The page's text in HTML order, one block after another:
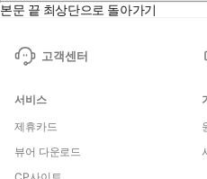
본문 끝 최상단으로 돌아가기
고객센터
서비스
제휴카드
뷰어 다운로드